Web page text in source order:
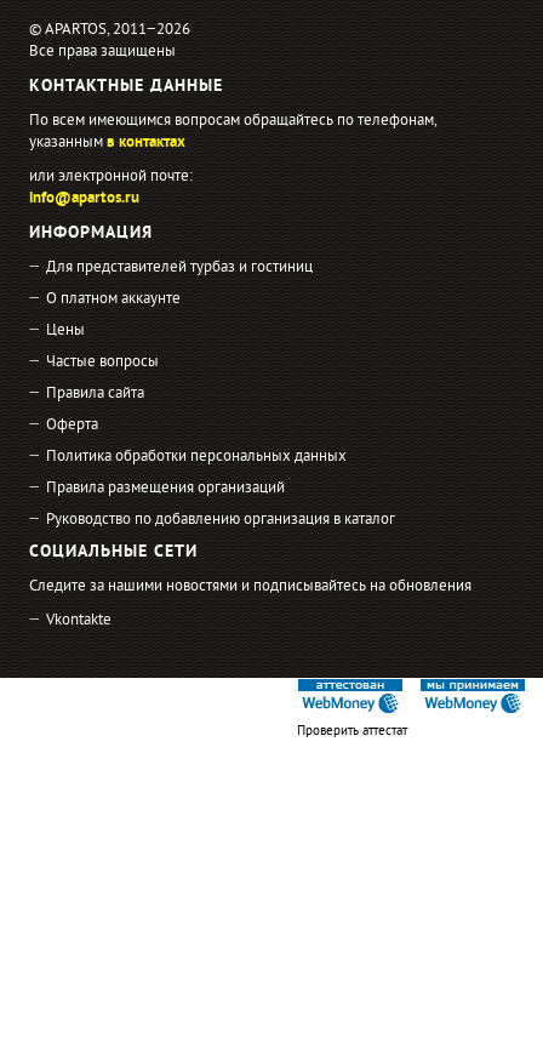
© APARTOS, 2011−2026
Все права защищены
КОНТАКТНЫЕ ДАННЫЕ
По всем имеющимся вопросам обращайтесь по телефонам,
указаннымв контактах
или электронной почте:
info@apartos.ru
ИНФОРМАЦИЯ
Для представителей турбаз и гостиниц
О платном аккаунте
Цены
Частые вопросы
Правила сайта
Оферта
Политика обработки персональных данных
Правила размещения организаций
Руководство по добавлению организация в каталог
СОЦИАЛЬНЫЕ СЕТИ
Следите за нашими новостями и подписывайтесь на обновления
Vkontakte
Проверить аттестат